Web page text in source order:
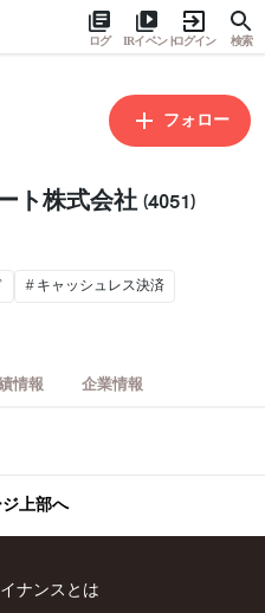
ログ IRイベントログイン 検索
フォロー
ト株式会社 (4051)
キャッシュレス決済
情報 企業情報
上部へ
ナンスとは